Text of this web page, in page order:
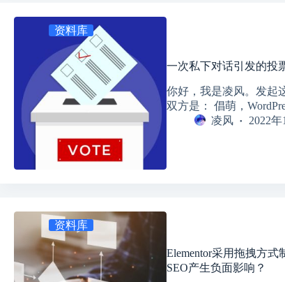
资料库
一次私下对话引发的投
你好，我是凌风。发
双方是： 倡萌，
凌风
2022年
资料库
Elementor采用拖拽方
SEO产生负面影响？